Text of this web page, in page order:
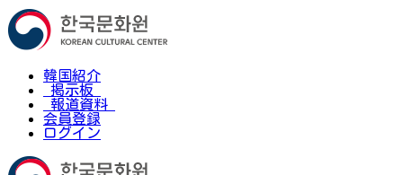
韓国紹介
掲示板
報道資料
会員登録
ログイン